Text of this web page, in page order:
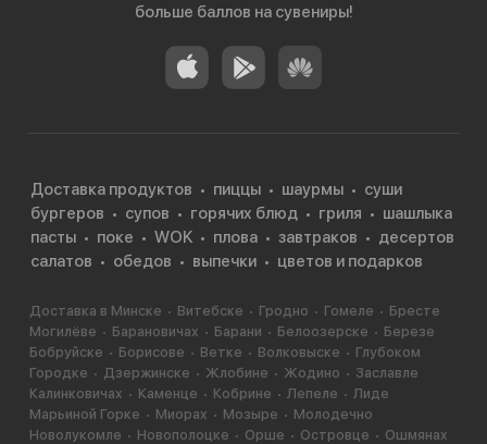
больше баллов на сувениры!
Доставка продуктов пиццы шаурмы
суши
бургеров
супов горячих блюд гриля
шашлыка
пасты
поке WOK плова завтраков
десертов
салатов
обедов выпечки цветов и подарков
Доставка в Минске Витебске Гродно Гомеле
Бресте
Могилёве
Барановичах Барани Белоозерске
Березе
Бобруйске
Борисове Ветке Волковыске
Глубоком
Городке
Дзержинске Жлобине Жодино
Заславле
Калинковичах
Каменце Кобрине Лепеле
Лиде
Марьиной Горке
Миорах Мозыре
Молодечно
Новолукомле
Новополоцке Орше Островце
Ошмянах